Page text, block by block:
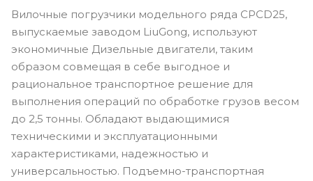
Вилочные погрузчики модельного ряда CPCD25,
выпускаемые заводом LiuGong, используют
экономичные Дизельные двигатели, таким
образом совмещая в себе выгодное и
рациональное транспортное решение для
выполнения операций по обработке грузов весом
до 2,5 тонны. Обладают выдающимися
техническими и эксплуатационными
характеристиками, надежностью и
универсальностью. Подъемно-транспортная